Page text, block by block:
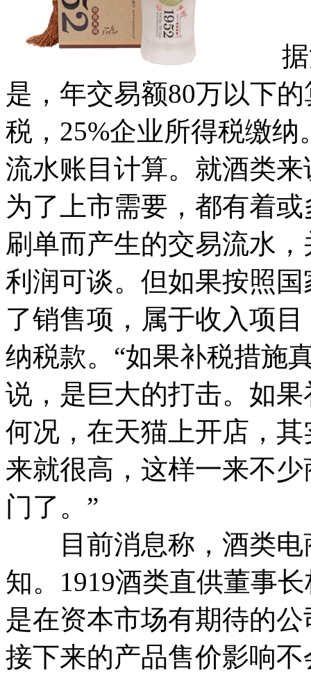
据消
是，年交易额80万以下
税，25%企业所得税缴
流水账目计算。就酒类
为了上市需要，都有着
刷单而产生的交易流水
利润可谈。但如果按照
了销售项，属于收入项
纳税款。“如果补税措施
说，是巨大的打击。如
何况，在天猫上开店，
来就很高，这样一来不
门了。”
目前消息称，酒类电
知。1919酒类直供董事
是在资本市场有期待的
接下来的产品售价影响